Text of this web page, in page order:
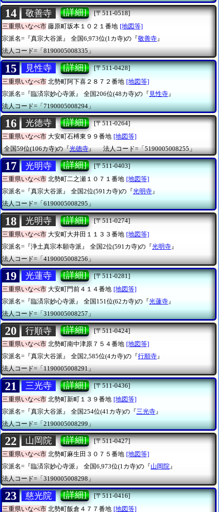
14 敬善寺 [詳細]
[〒511-0518]
三重県いなべ市 藤原町坂本１０２１番地 [地図等]
宗派名=『真宗大谷派』
全国6,973位(1カ寺)の『敬善寺』
法人コード=「8190005008335」
15 見性寺 [詳細]
[〒511-0428]
三重県いなべ市 北勢町阿下喜２８７２番地 [地図等]
宗派名=『臨済宗妙心寺派』
全国206位(48カ寺)の『 見性寺 』
法人コード=「7190005008294」
16 光徳寺 [詳細]
[〒511-0264]
三重県いなべ市 大安町石榑東９９番地 [地図等]
全国59位(106カ寺)の『光徳寺』 法人コード=「5190005008255」
17 光明寺 [詳細]
[〒511-0403]
三重県いなべ市 北勢町二之瀬１０７１番地 [地図等]
宗派名=『真宗大谷派』
全国2位(591カ寺)の『光明寺』
法人コード=「6190005008295」
18 光明寺 [詳細]
[〒511-0274]
三重県いなべ市 大安町大井田１１３３番地 [地図等]
宗派名=『浄土真宗本願寺派』
全国2位(591カ寺)の『光明寺 』
法人コード=「4190005008256」
19 光蓮寺 [詳細]
[〒511-0281]
三重県いなべ市 大安町門前４１４番地 [地図等]
宗派名=『臨済宗妙心寺派』
全国151位(62カ寺)の『光蓮寺 』
法人コード=「3190005008257」
20 行順寺 [詳細]
[〒511-0424]
三重県いなべ市 北勢町南中津原７５４番地 [地図等]
宗派名=『真宗大谷派』
全国2,585位(4カ寺)の『行順寺』
法人コード=「1190005008291」
21 三光寺 [詳細]
[〒511-0436]
三重県いなべ市 北勢町新町１３９番地 [地図等]
宗派名=『真宗大谷派』
全国254位(41カ寺)の『三光寺 』
法人コード=「2190005008299」
22 山岡院 [詳細]
[〒511-0427]
三重県いなべ市 北勢町麻生田３０７５番地 [地図等]
宗派名=『臨済宗妙心寺派』
全国6,973位(1カ寺)の『山岡院 』
法人コード=「3190005008298」
23 慈光院 [詳細]
[〒511-0416]
三重県いなべ市 北勢町飯倉４７７番地 [地図等]